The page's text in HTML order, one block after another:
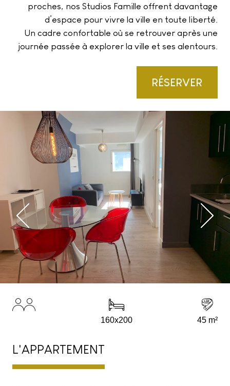
proches, nos Studios Famille offrent davantage
d’espace pour vivre la ville en toute liberté.
Un cadre confortable où se retrouver après une
journée passée à explorer la ville et ses alentours.
RÉSERVER
160x200 45 m²
L'APPARTEMENT